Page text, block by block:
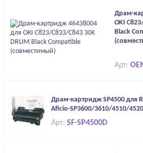
Драм-
OKI
Black
Арт:
Драм-картридж SP4500 для
Aficio-SP3600/3610/4510/
Арт: SF-SP4500D